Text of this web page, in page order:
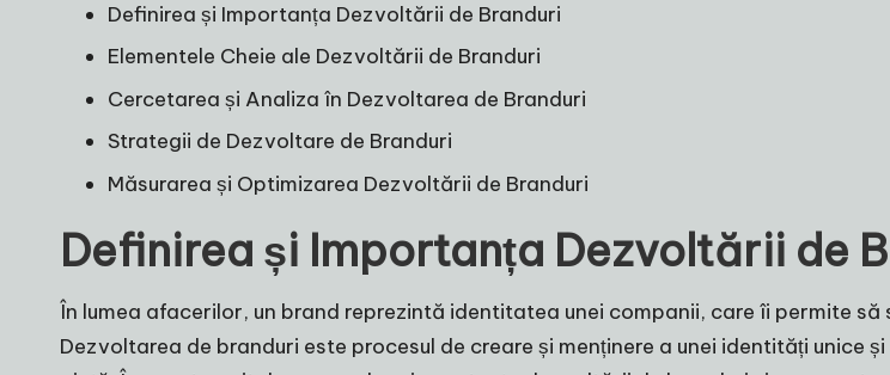
Definirea și Importanța Dezvoltării de Branduri
Elementele Cheie ale Dezvoltării de Branduri
Cercetarea și Analiza în Dezvoltarea de Branduri
Strategii de Dezvoltare de Branduri
Măsurarea și Optimizarea Dezvoltării de Branduri
Definirea și Importanța Dezvoltării de
În lumea afacerilor, un brand reprezintă identitatea unei companii, care îi permite
Dezvoltarea de branduri este procesul de creare și menținere a unei identități unice